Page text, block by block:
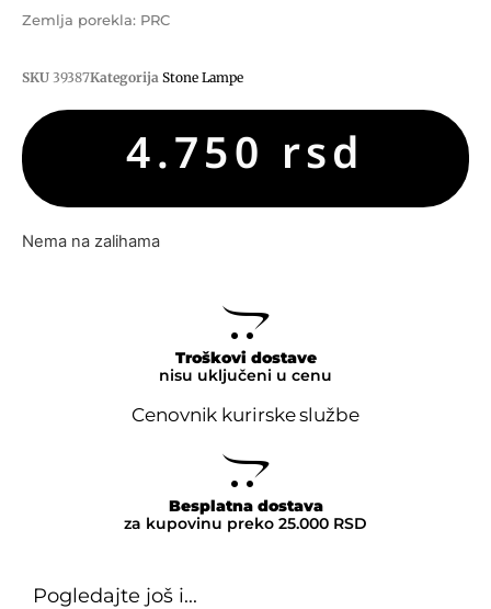
Zemlja porekla: PRC
SKU 39387Kategorija Stone Lampe
4.750 rsd
Nema na zalihama
Troškovi dostave
nisu uključeni u cenu
Cenovnik kurirske službe
Besplatna dostava
za kupovinu preko 25.000 RSD
Pogledajte još i...